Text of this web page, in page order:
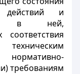
действий и
в ней,
требованиям